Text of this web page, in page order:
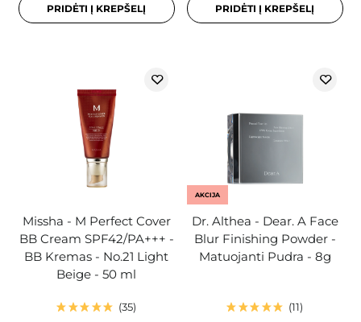
PRIDĖTI Į KREPŠELĮ PRIDĖTI Į KREPŠELĮ
Missha - M Perfect Cover
BB Cream SPF42/PA+++ -
BB Kremas - No.21 Light
Beige - 50 ml
35
AKCIJA
Dr. Althea - Dear. A Face
Blur Finishing Powder -
Matuojanti Pudra - 8g
11